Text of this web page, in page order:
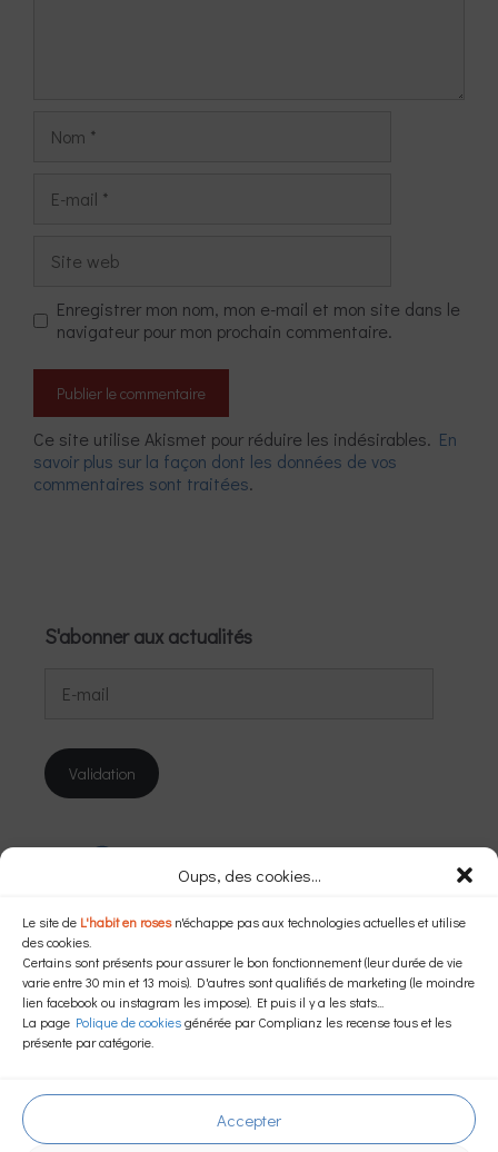
Oups, des cookies...
Le site de L'habit en rosesn'échappe pas aux technologies actuelles et utilise
des cookies.
Certains sont présents pour assurer le bon fonctionnement (leur durée de vie
varie entre 30 min et 13 mois). D'autres sont qualifiés de marketing (le moindre
lien facebook ou instagram les impose). Et puis il y a les stats...
La page Polique de cookiesgénérée par Complianz les recense tous et les
présente par catégorie.
Accepter
mail
web
Enregistrer mon nom, mon e-mail et mon site dans le
navigateur pour mon prochain commentaire.
Ce site utilise Akismet pour réduire les indésirables. En
savoir plus sur la façon dont les données de vos
commentaires sont traitées.
S'abonner aux actualités
mail
Validation
Instagram
Facebook
Dans une autre langue…
Powered by Translate
© 2026 L'habit en roses